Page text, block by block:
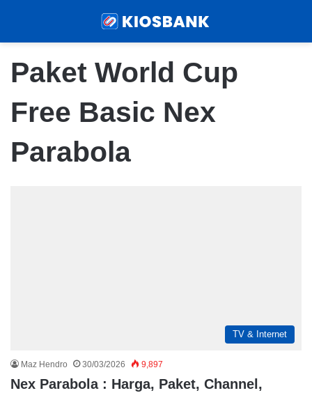
Paket World Cup
Free Basic Nex
Parabola
TV & Internet
Maz Hendro 30/03/2026 9,897
Nex Parabola : Harga, Paket, Channel,